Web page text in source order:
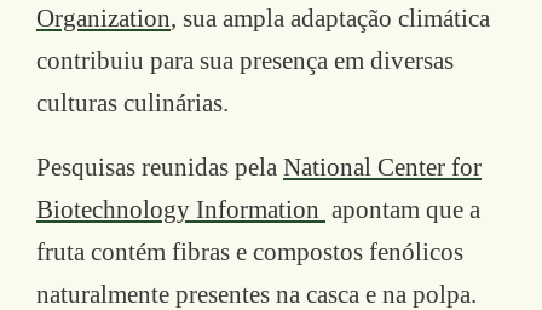
Organization, sua ampla adaptação climática
contribuiu para sua presença em diversas
culturas culinárias.
Pesquisas reunidas pela National Center for
Biotechnology Information apontam que a
fruta contém fibras e compostos fenólicos
naturalmente presentes na casca e na polpa.